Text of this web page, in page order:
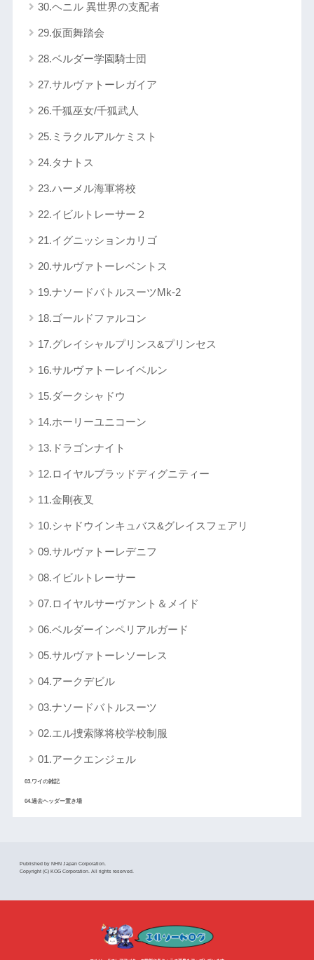
30.ヘニル 異世界の支配者
29.仮面舞踏会
28.ベルダー学園騎士団
27.サルヴァトーレガイア
26.千狐巫女/千狐武人
25.ミラクルアルケミスト
24.タナトス
23.ハーメル海軍将校
22.イビルトレーサー２
21.イグニッションカリゴ
20.サルヴァトーレベントス
19.ナソードバトルスーツMk-2
18.ゴールドファルコン
17.グレイシャルプリンス&プリンセス
16.サルヴァトーレイベルン
15.ダークシャドウ
14.ホーリーユニコーン
13.ドラゴンナイト
12.ロイヤルブラッドディグニティー
11.金剛夜叉
10.シャドウインキュバス&グレイスフェアリ
09.サルヴァトーレデニフ
08.イビルトレーサー
07.ロイヤルサーヴァント＆メイド
06.ベルダーインペリアルガード
05.サルヴァトーレソーレス
04.アークデビル
03.ナソードバトルスーツ
02.エル捜索隊将校学校制服
01.アークエンジェル
03.ワイの雑記
04.過去ヘッダー置き場
Published by NHN Japan Corporation.
Copyright (C) KOG Corporation. All rights reserved.